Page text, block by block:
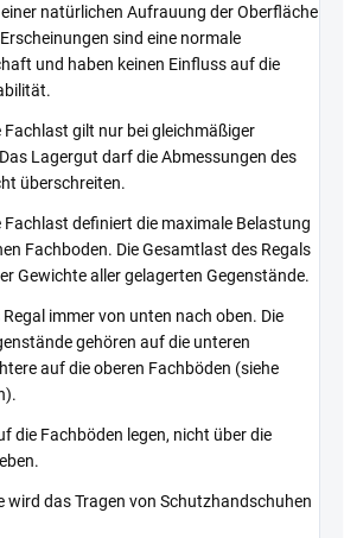
einer natürlichen Aufrauung der Oberfläche
sind eine normale
und haben keinen Einfluss auf die
Fachlast gilt nur bei gleichmäßiger
Lagergut darf die Abmessungen des
überschreiten.
Fachlast definiert die maximale Belastung
Fachboden. Die Gesamtlast des Regals
Gewichte aller gelagerten Gegenstände.
Regal immer von unten nach oben. Die
gehören auf die unteren
auf die oberen Fachböden (siehe
die Fachböden legen, nicht über die
wird das Tragen von Schutzhandschuhen